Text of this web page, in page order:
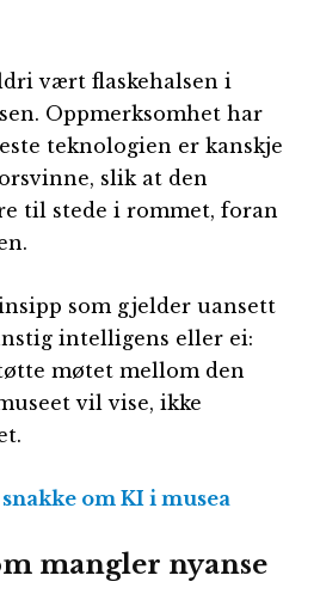
vært flaskehalsen i
Oppmerksomhet har
teknologien er kanskje
slik at den
til stede i rommet, foran
som gjelder uansett
intelligens eller ei:
møtet mellom den
vil vise, ikke
om KI i musea
mangler nyanse